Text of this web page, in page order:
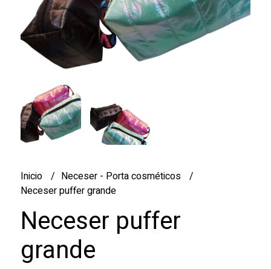
Inicio
Neceser - Porta cosméticos
Neceser puffer grande
Neceser puffer
grande